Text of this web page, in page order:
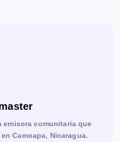
emisora comunitaria que
Camoapa, Nicaragua.